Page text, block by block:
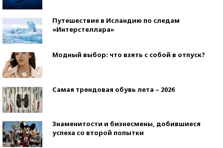
Путешествие в Исландию по следам
«Интерстеллара»
Модный выбор: что взять с собой в отпуск?
Самая трендовая обувь лета – 2026
Знаменитости и бизнесмены, добившиеся
успеха со второй попытки